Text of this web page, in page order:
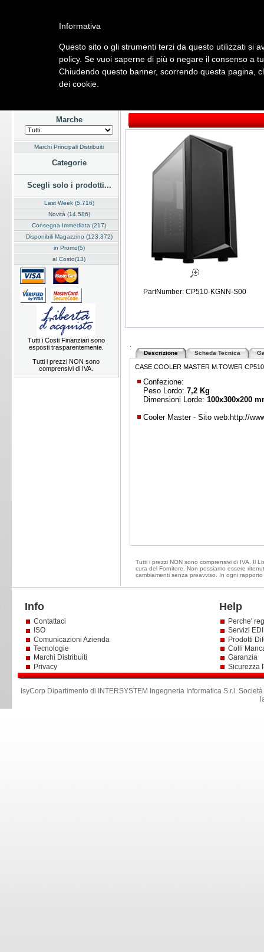
Listino Marchi Dati Cliente Servizi Company
Hardware Software Fotografia Telefonia Audio Video
Marche
Marchi Principali Distribuiti
Categorie
Scegli solo i prodotti...
Last Week (5.716)
Novità (14.586)
Consegna Immediata (217)
Disponibili Magazzino (123.372)
in Promo(5)
al Costo(13)
Tutti i Costi Finanziari sono
esposti trasparentemente.
Tutti i prezzi NON sono
comprensivi di IVA.
PartNumber: CP510-KGNN-S00
Descrizione Scheda Tecnica
CASE COOLER MASTER M.TOWER
Confezione:
Peso Lordo: 7,2 Kg
Dimensioni Lorde: 100x300x200
Cooler Master - Sito web: http://
Tutti i prezzi NON sono comprensivi di IVA. Il
cura del Fornitore. Non possiamo essere
cambiamenti senza preavviso. In ogni
Info Help
Contattaci
ISO
Comunicazioni Azienda
Tecnologie
Marchi Distribuiti
Privacy
Perche'
Servizi
Prodotti
Colli
Garanzia
Sicurezza
IsyCorp Dipartimento di INTERSYSTEM Ingegneria Informatica S.r.l .
Informativa
Questo sito o gli strumenti terzi da questo utilizzati si
policy. Se vuoi saperne di più o negare il consenso a
Chiudendo questo banner, scorrendo questa pagina,
dei cookie.